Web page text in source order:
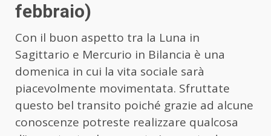
febbraio)
Con il buon aspetto tra la Luna in
Sagittario e Mercurio in Bilancia è una
domenica in cui la vita sociale sarà
piacevolmente movimentata. Sfruttate
questo bel transito poiché grazie ad alcune
conoscenze potreste realizzare qualcosa